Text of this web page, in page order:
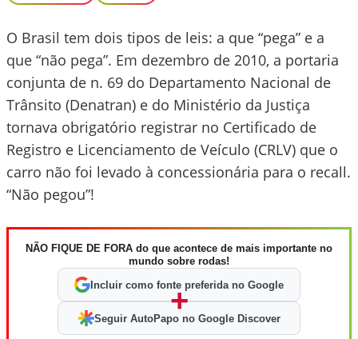
O Brasil tem dois tipos de leis: a que “pega” e a
que “não pega”. Em dezembro de 2010, a portaria
conjunta de n. 69 do Departamento Nacional de
Trânsito (Denatran) e do Ministério da Justiça
tornava obrigatório registrar no Certificado de
Registro e Licenciamento de Veículo (CRLV) que o
carro não foi levado à concessionária para o recall.
“Não pegou”!
NÃO FIQUE DE FORA do que acontece de mais importante no
mundo sobre rodas!
Incluir como fonte preferida no Google
+
Seguir AutoPapo no Google Discover